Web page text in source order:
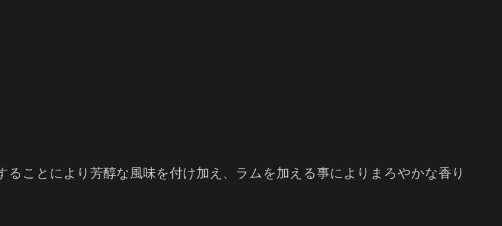
ことにより芳醇な風味を付け加え、ラムを加える事によりまろやかな香り